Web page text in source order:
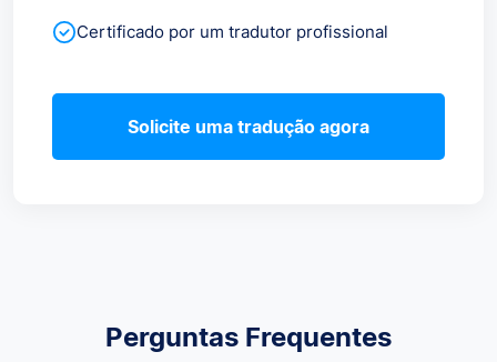
Certificado por um tradutor profissional
Solicite uma tradução agora
Perguntas Frequentes